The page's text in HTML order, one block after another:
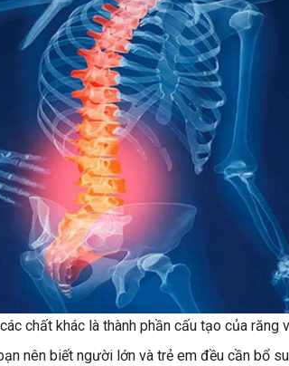
chất khác là thành phần cấu tạo của răng
nên biết người lớn và trẻ em đều cần bổ